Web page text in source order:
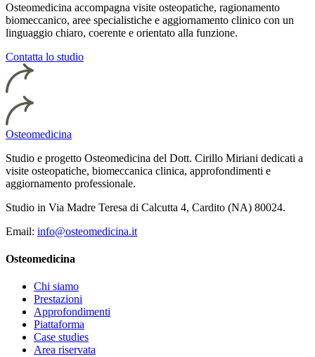
Osteomedicina accompagna visite osteopatiche, ragionamento
biomeccanico, aree specialistiche e aggiornamento clinico con un
linguaggio chiaro, coerente e orientato alla funzione.
Contatta lo studio
Osteomedicina
Studio e progetto Osteomedicina del Dott. Cirillo Miriani dedicati a
visite osteopatiche, biomeccanica clinica, approfondimenti e
aggiornamento professionale.
Studio in Via Madre Teresa di Calcutta 4, Cardito (NA) 80024.
Email: info@osteomedicina.it
Osteomedicina
Chi siamo
Prestazioni
Approfondimenti
Piattaforma
Case studies
Area riservata